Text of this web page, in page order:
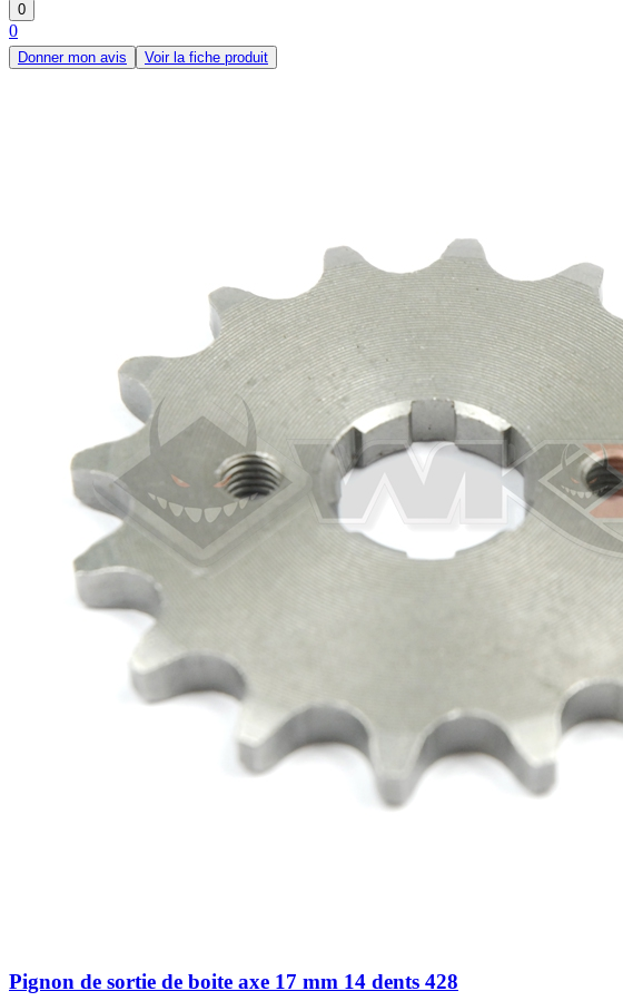
0
0
Donner mon avis Voir la fiche produit
Pignon de sortie de boite axe 17 mm 14 dents 428